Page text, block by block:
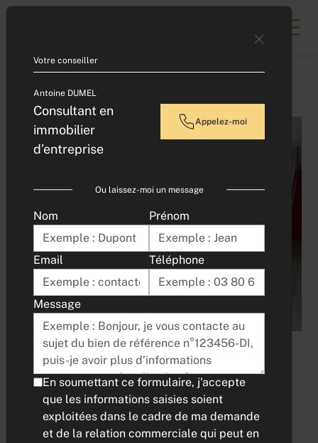
Votre conseiller
Antoine DUMEL
Consultant en
immobilier
d’entreprise
Appelez-moi
Ou laissez-moi un message
Nom Prénom
Email Téléphone
Message
En soumettant ce formulaire, j'accepte
que les informations saisies soient
exploitées dans le cadre de ma demande
et de la relation commerciale qui peut en
Obtenir plus de photos
LOCAL D'ACTIVITE -
CAP NORD - 216 m²